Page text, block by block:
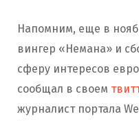
Напомним, еще в
вингер «Немана» и
сферу интересов
сообщал в своем
журналист портала